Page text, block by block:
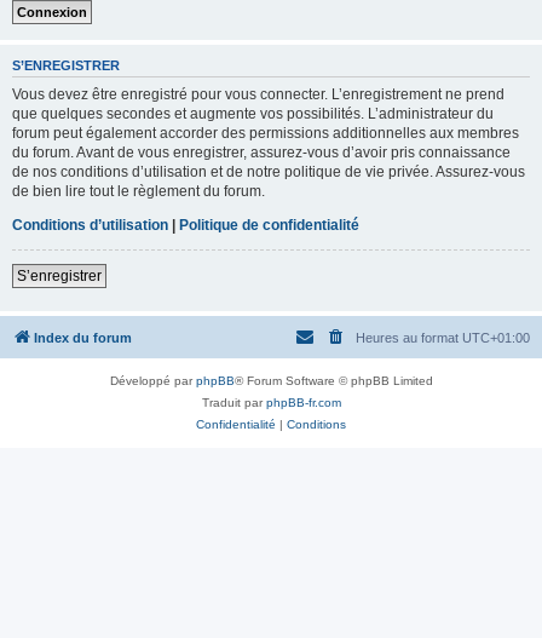
S’ENREGISTRER
Vous devez être enregistré pour vous connecter. L’enregistrement ne prend
que quelques secondes et augmente vos possibilités. L’administrateur du
forum peut également accorder des permissions additionnelles aux membres
du forum. Avant de vous enregistrer, assurez-vous d’avoir pris connaissance
de nos conditions d’utilisation et de notre politique de vie privée. Assurez-vous
de bien lire tout le règlement du forum.
Conditions d’utilisation | Politique de confidentialité
S’enregistrer
Index du forum Heures au format UTC+01:00
Développé parphpBB® Forum Software © phpBB Limited
Traduit parphpBB-fr.com
Confidentialité | Conditions